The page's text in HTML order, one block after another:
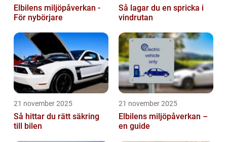
Elbilens miljöpåverkan -
För nybörjare
Så lagar du en spricka i
vindrutan
21 november 2025
Så hittar du rätt säkring
till bilen
21 november 2025
Elbilens miljöpåverkan –
en guide